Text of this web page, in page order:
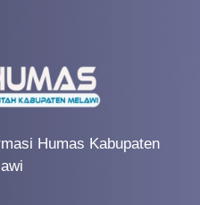
Humas Kabupaten